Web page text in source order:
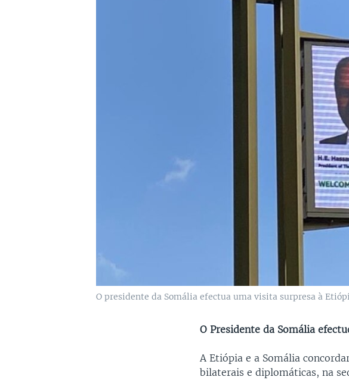
O presidente da Somália efectua uma visita surpresa à
O Presidente da Somália
A Etiópia e a Somália
bilaterais e diplomáticas, na